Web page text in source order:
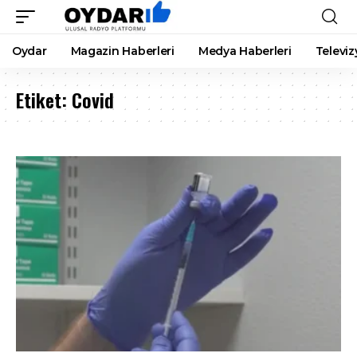
Oydar Magazin Haberleri Medya Haberleri
Etiket: Covid